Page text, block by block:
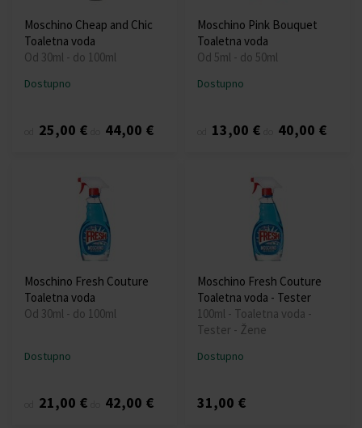
Moschino Cheap and Chic
Toaletna voda
Od 30ml - do 100ml
Dostupno
25,00 € 44,00 €
Moschino Pink Bouquet
Toaletna voda
Od 5ml - do 50ml
Dostupno
13,00 € 40,00 €
Moschino Fresh Couture
Toaletna voda
Od 30ml - do 100ml
Dostupno
21,00 € 42,00 €
Moschino Fresh Couture
Toaletna voda - Tester
100ml - Toaletna voda -
Tester - Žene
Dostupno
31,00 €